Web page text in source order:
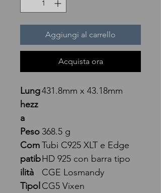
Aggiungi al carrello
Acquista ora
Lung
hezz
a
431.8mm x 43.18mm
Peso 368.5 g
Com
patib
ilità
Tubi C925 XLT e Edge
HD 925 con barra tipo
CGE Losmandy
Tipol CG5 Vixen